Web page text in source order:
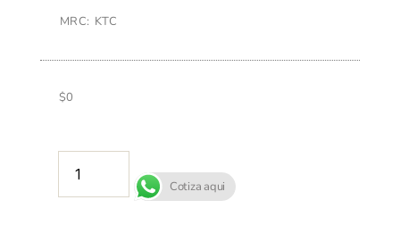
MRC: KTC
$0
Cotiza aqui